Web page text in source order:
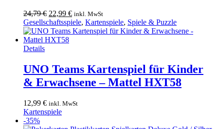
24,79€ Ursprünglicher
Preis
war:
24,79 €
22,99 €Aktueller
Preis
ist:
inkl. MwSt
Gesellschaftsspiele, Kartenspiele, Spiele & Puzzle
Details
UNO Teams Kartenspiel für Kinder
& Erwachsene – Mattel HXT58
12,99 € inkl. MwSt
Kartenspiele
-35%